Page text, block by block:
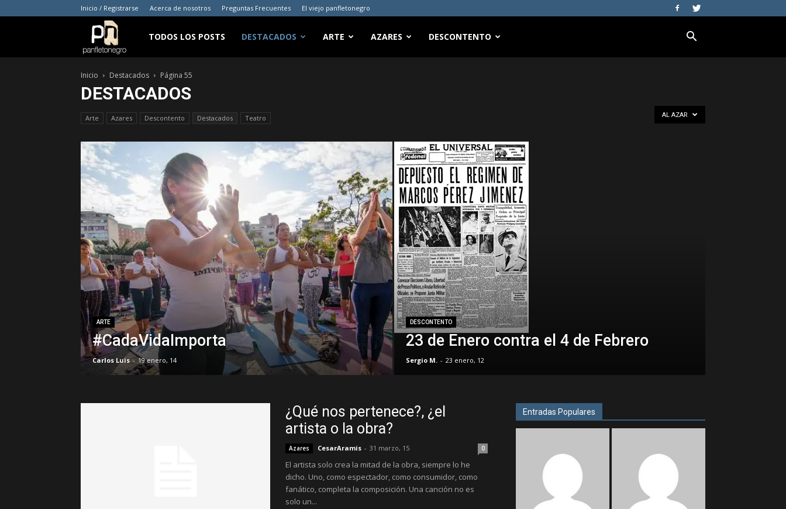
Inicio / Registrarse Acerca de nosotros Preguntas Frecuentes El viejo panfletonegro
panfletonegro
TODOS LOS POSTS DESTACADOS ARTE AZARES DESCONTENTO
Inicio Destacados Página 55
DESTACADOS
Arte Azares Descontento Destacados Teatro AL AZAR
ARTE
#CadaVidaImporta
Carlos Luis - 19 enero, 14
DESCONTENTO
23 de Enero contra el 4 de Febrero
Sergio M. - 23 enero, 12
¿Qué nos pertenece?, ¿el
artista o la obra?
Azares CesarAramis - 31 marzo, 15 0
El artista solo crea la mitad de la obra, siempre lo he
dicho. Uno, como espectador, como consumidor, como
fanático, completa la composición. Una canción no es
solo un...
Entradas Populares